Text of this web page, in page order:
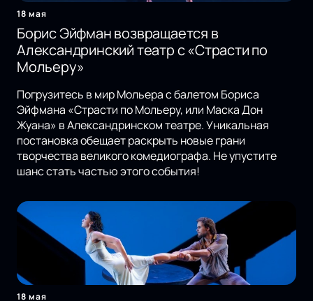
18 мая
Борис Эйфман возвращается в
Александринский театр с «Страсти по
Мольеру»
Погрузитесь в мир Мольера с балетом Бориса
Эйфмана «Страсти по Мольеру, или Маска Дон
Жуана» в Александринском театре. Уникальная
постановка обещает раскрыть новые грани
творчества великого комедиографа. Не упустите
шанс стать частью этого события!
18 мая